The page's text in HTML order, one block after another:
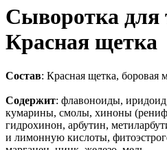
Сыворотка для
Красная щетка
Состав: Красная щетка, боровая
Содержит: флавоноиды,
кумарины, смолы, хиноны
гидрохинон, арбутин,
и лимонную кислоты,